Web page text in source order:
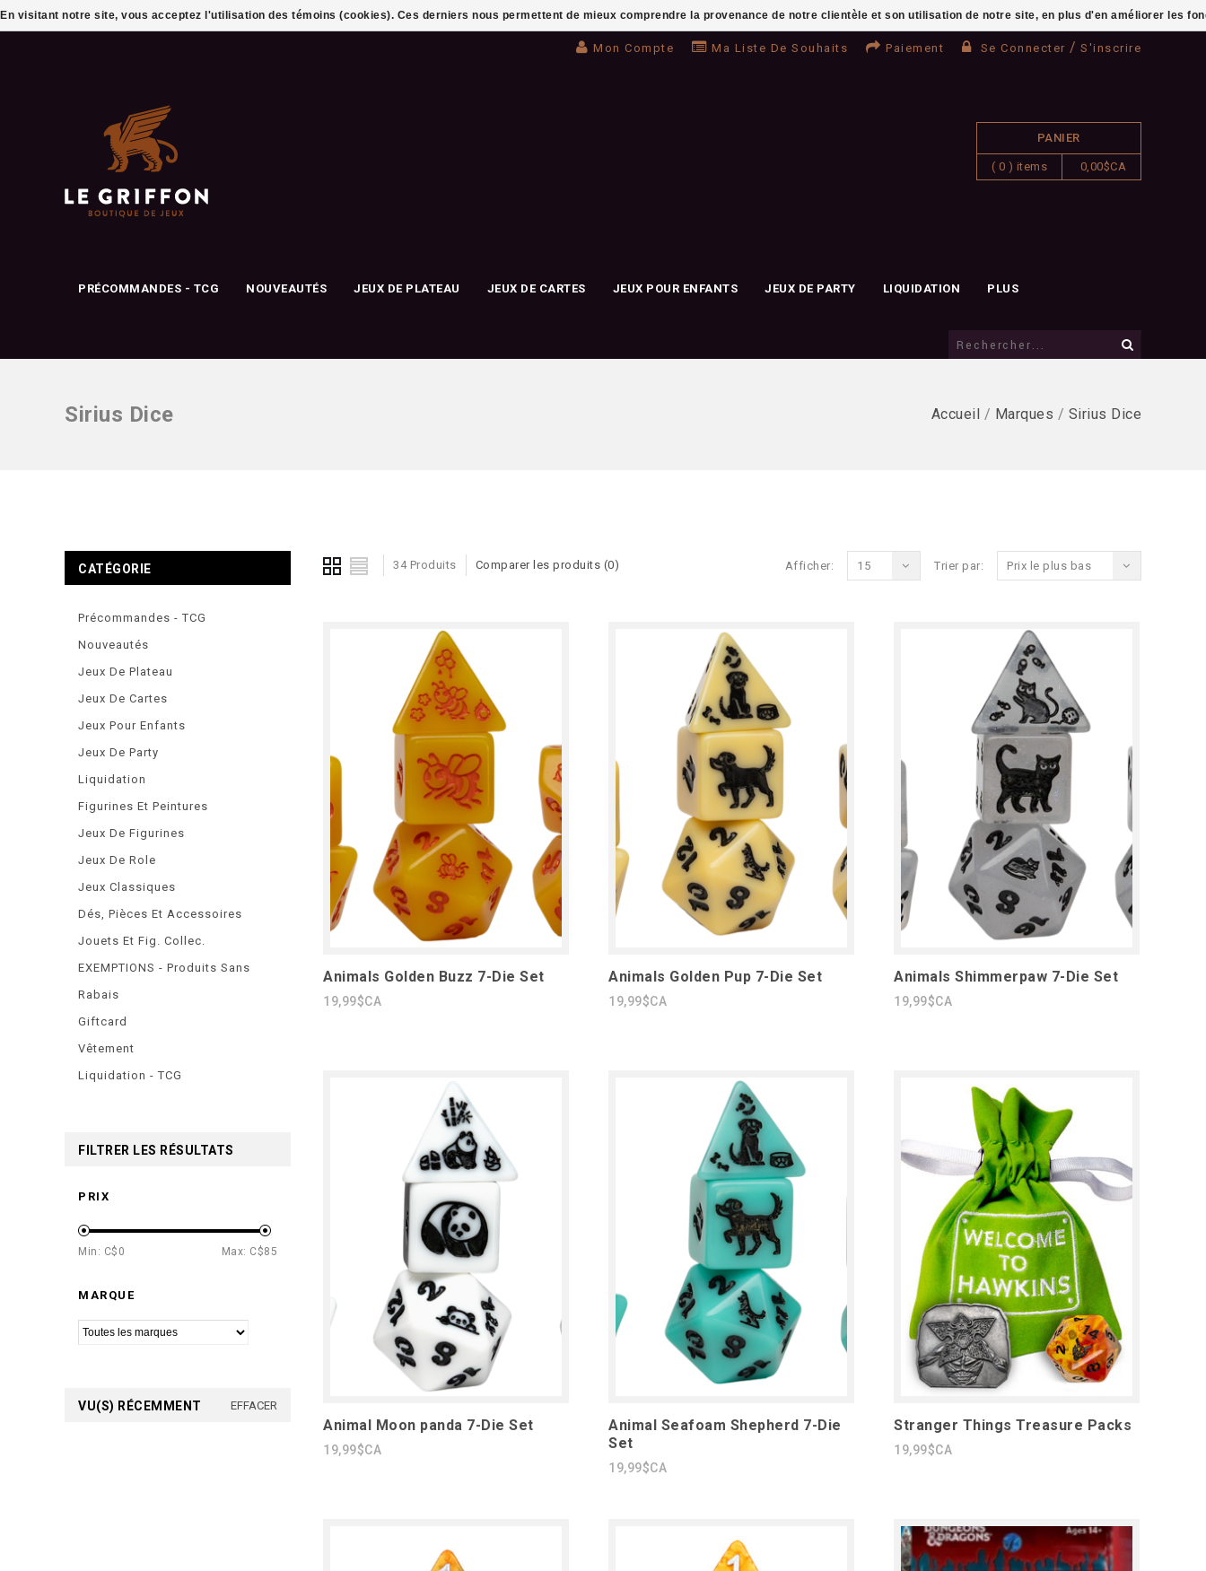
Mon Compte Ma Liste De Souhaits Paiement Se Connecter / S'inscrire
PANIER
( 0 ) items 0,00$CA
PRÉCOMMANDES - TCG NOUVEAUTÉS JEUX DE PLATEAU JEUX DE CARTES JEUX POUR ENFANTS JEUX DE PARTY LIQUIDATION PLUS
Sirius Dice Accueil / Marques / Sirius Dice
34 Produits Comparer les produits (0) Trier par: Prix le plus bas
Afficher: 15
Animals Golden Buzz 7-Die Set
19,99$CA
Animals Golden Pup 7-Die Set
19,99$CA
Animals Shimmerpaw 7-Die Set
19,99$CA
Animal Moon panda 7-Die Set
19,99$CA
Animal Seafoam Shepherd 7-Die
Set
19,99$CA
Stranger Things Treasure Packs
19,99$CA
CATÉGORIE
Précommandes - TCG
Nouveautés
Jeux De Plateau
Jeux De Cartes
Jeux Pour Enfants
Jeux De Party
Liquidation
Figurines Et Peintures
Jeux De Figurines
Jeux De Role
Jeux Classiques
Dés, Pièces Et Accessoires
Jouets Et Fig. Collec.
EXEMPTIONS - Produits Sans
Rabais
Giftcard
Vêtement
Liquidation - TCG
FILTRER LES RÉSULTATS
PRIX
Min: C$ 0 Max: C$85
MARQUE
VU(S) RÉCEMMENT EFFACER
En visitant notre site, vous acceptez l'utilisation des témoins (cookies). Ces derniers nous permettent de mieux comprendre la provenance de notre clientèle et son utilisation de notre site, en plus d'en améliorer les